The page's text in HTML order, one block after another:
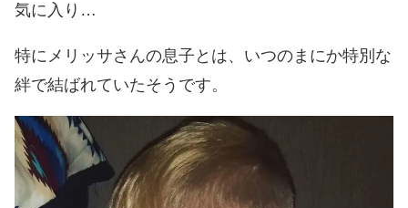
気に入り…
特にメリッサさんの息子とは、いつのまにか特別な
絆で結ばれていたそうです。